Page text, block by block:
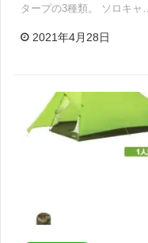
タープの3種類。 ソロキャ…
2021年4月28日